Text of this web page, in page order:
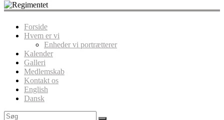
Forside
Hvem er vi
Enheder vi portrætterer
Kalender
Galleri
Medlemskab
Kontakt os
English
Dansk